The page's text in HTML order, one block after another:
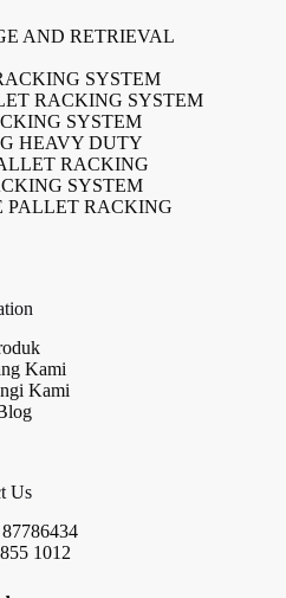
AND RETRIEVAL
SYSTEM
RACKING SYSTEM
SYSTEM
HEAVY DUTY
RACKING
SYSTEM
PALLET RACKING
Kami
Kami
Us
1012